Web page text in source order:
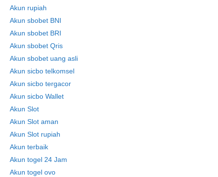
Akun rupiah
Akun sbobet BNI
Akun sbobet BRI
Akun sbobet Qris
Akun sbobet uang asli
Akun sicbo telkomsel
Akun sicbo tergacor
Akun sicbo Wallet
Akun Slot
Akun Slot aman
Akun Slot rupiah
Akun terbaik
Akun togel 24 Jam
Akun togel ovo